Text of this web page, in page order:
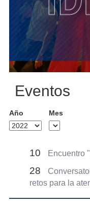
Eventos
Año Mes
10 Encuentro
28
retos para la